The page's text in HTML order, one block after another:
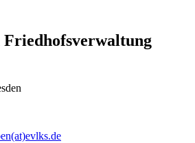
Friedhofsverwaltung